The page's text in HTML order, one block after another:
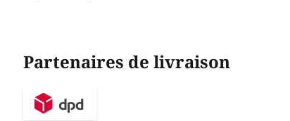
Partenaires de livraison